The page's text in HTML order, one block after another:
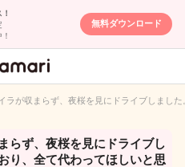
無料ダウンロード
匿名QA
ラが収まらず、夜桜を見にドライブしまし
らず、夜桜を見にドライブし
り、全て代わってほしいと思